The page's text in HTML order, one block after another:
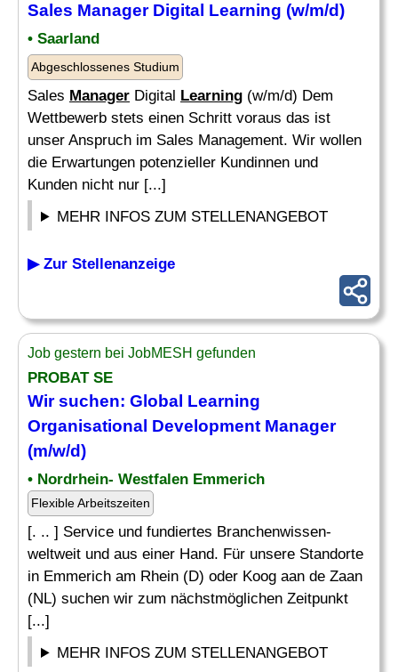
Sales ManagerDigital Learning (w/m/d)
• Saarland
Abgeschlossenes Studium
Sales Manager Digital Learning (w/m/d) Dem
Wettbewerb stets einen Schritt voraus das ist
unser Anspruch im Sales Management. Wir wollen
die Erwartungen potenzieller Kundinnen und
Kunden nicht nur [...]
MEHR INFOS ZUM STELLENANGEBOT
▶ Zur Stellenanzeige
Job gestern bei JobMESH gefunden
PROBAT SE
Wir suchen: Global Learning
Organisational Development Manager
(m/w/d)
• Nordrhein- Westfalen Emmerich
Flexible Arbeitszeiten
[. .. ] Service und fundiertes Branchenwissen-
weltweit und aus einer Hand. Für unsere Standorte
in Emmerich am Rhein (D) oder Koog aan de Zaan
(NL) suchen wir zum nächstmöglichen Zeitpunkt
[...]
MEHR INFOS ZUM STELLENANGEBOT